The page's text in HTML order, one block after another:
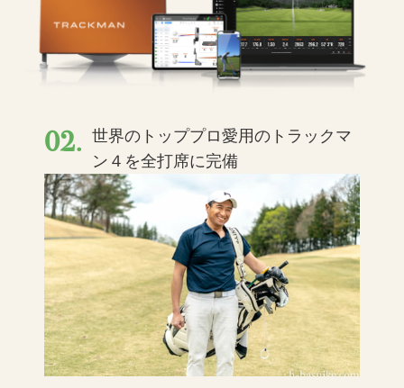
02. 世界のトッププロ愛用のトラックマ
ン４を全打席に完備